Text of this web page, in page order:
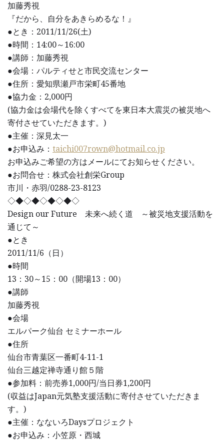
加藤秀視
『だから、自分をあきらめるな！』
●とき：2011/11/26(土)
●時間：14:00～16:00
●講師：加藤秀視
●会場：パルティせと市民交流センター
●住所：愛知県瀬戸市栄町45番地
●協力金：2,000円
(協力金は会場代を除くすべてを東日本大震災の被災地へ
寄付させていただきます。)
●主催：深見太一
●お申込み： taichi007rown@hotmail.co.jp
お申込みご希望の方はメールにてお知らせください。
●お問合せ：株式会社創栄Group
市川・赤羽/0288-23-8123
◇◆◇◆◇◆◇◆◇
Design our Future 未来へ続く道 ～被災地支援活動を
通じて～
●とき
2011/11/6（日）
●時間
13：30～15：00（開場13：00）
●講師
加藤秀視
●会場
エルパーク仙台 セミナーホール
●住所
仙台市青葉区一番町4-11-1
仙台三越定禅寺通り館５階
●参加料：前売券1,000円/当日券1,200円
(収益はJapan元気塾支援活動に寄付させていただきま
す。)
●主催：なないろDaysプロジェクト
●お申込み：小笠原・西城